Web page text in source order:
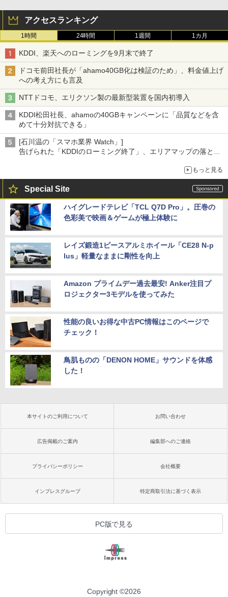
アクセスランキング
1時間 24時間 1週間 1カ月
KDDI、楽天へのローミングを9月末で終了
ドコモ前田社長が「ahamo40GB化は検証のため」、料金値上げ
への考え方にも言及
NTTドコモ、エリクソン製の最新型装置を国内初導入
KDDI松田社長、ahamoの40GBキャンペーンに「品質などを含
めて十分対抗できる」
[石川温の「スマホ業界 Watch」]
告げられた「KDDIのローミング終了」、エリアマップの落とし
もっと見る
Special Site
ハイグレードテレビ「TCL Q7D Pro」。圧巻の
色彩美で映画＆ゲームが極上体験に
レイズ鍛造1ピースアルミホイール「CE28 N-p
lus」軽量なままに剛性を向上
Amazon プライムデー過去最安! Anker注目プ
ロジェクター3モデルを使ってみた
性能の良いお得な中古PC情報はこのページで
チェック！
鳥肌ものの「DENON HOME」サウンドを体感
した！
本サイトのご利用について お問い合わせ
広告掲載のご案内 編集部へのご連絡
プライバシーポリシー 会社概要
インプレスグループ 特定商取引法に基づく表示
PC版で見る
Copyright ©2026